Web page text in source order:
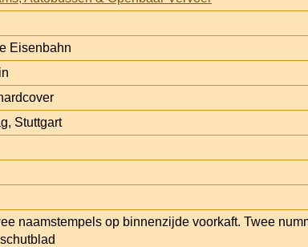
Eisenbahn
Stuttgart
naamstempels op binnenzijde voorkaft. Twee